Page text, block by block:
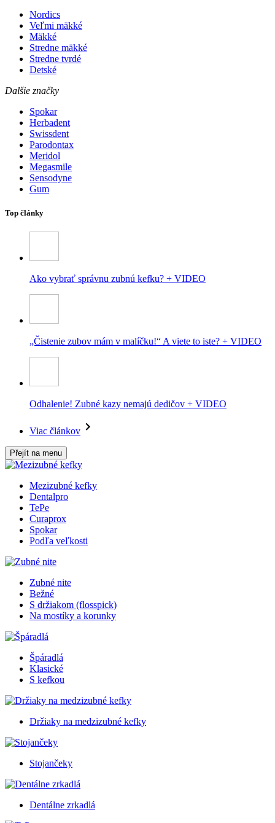
Nordics
Veľmi mäkké
Mäkké
Stredne mäkké
Stredne tvrdé
Detské
Dalšie značky
Spokar
Herbadent
Swissdent
Parodontax
Meridol
Megasmile
Sensodyne
Gum
Top články
Ako vybrať správnu zubnú kefku? + VIDEO
„Čistenie zubov mám v malíčku!“ A viete to iste? + VIDEO
Odhalenie! Zubné kazy nemajú dedičov + VIDEO
Viac článkov
Přejít na menu
Mezizubné kefky
Dentalpro
TePe
Curaprox
Spokar
Podľa veľkosti
Zubné nite
Bežné
S držiakom (flosspick)
Na mostíky a korunky
Špáradlá
Klasické
S kefkou
Držiaky na medzizubné kefky
Stojančeky
Dentálne zrkadlá